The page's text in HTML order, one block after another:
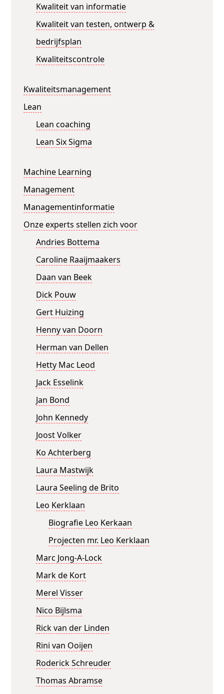
Kwaliteit van informatie
Kwaliteit van testen, ontwerp &
bedrijfsplan
Kwaliteitscontrole
Kwaliteitsmanagement
Lean
Lean coaching
Lean Six Sigma
Machine Learning
Management
Managementinformatie
Onze experts stellen zich voor
Andries Bottema
Caroline Raaijmaakers
Daan van Beek
Dick Pouw
Gert Huizing
Henny van Doorn
Herman van Dellen
Hetty Mac Leod
Jack Esselink
Jan Bond
John Kennedy
Joost Volker
Ko Achterberg
Laura Mastwijk
Laura Seeling de Brito
Leo Kerklaan
Biografie Leo Kerkaan
Projecten mr. Leo Kerklaan
Marc Jong-A-Lock
Mark de Kort
Merel Visser
Nico Bijlsma
Rick van der Linden
Rini van Ooijen
Roderick Schreuder
Thomas Abramse